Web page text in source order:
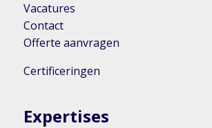
Vacatures
Contact
Offerte aanvragen
Certificeringen
Expertises